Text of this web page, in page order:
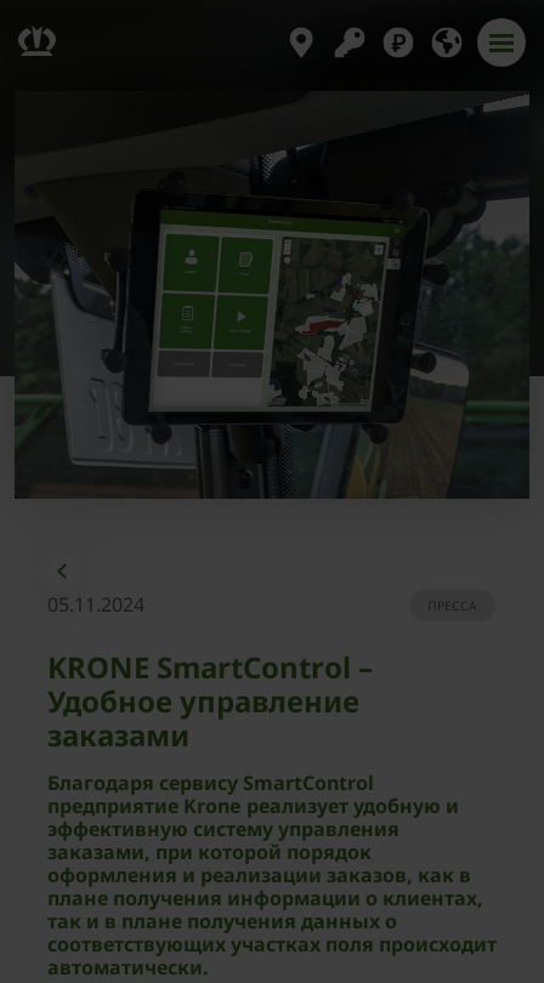
05.11.2024 ПРЕССА
KRONE SmartControl –
Удобное управление
заказами
Благодаря сервису SmartControl
предприятие Krone реализует удобную и
эффективную систему управления
заказами, при которой порядок
оформления и реализации заказов, как в
плане получения информации о клиентах,
так и в плане получения данных о
соответствующих участках поля происходит
автоматически.